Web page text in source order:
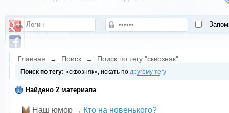
Главная → Поиск → Поиск по тегу "сквозняк"
Поиск по тегу: «сквозняк», искать по другому тегу
Найдено 2 материала
Наш юмор → Кто на новенького?